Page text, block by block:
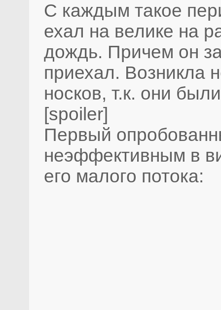
С каждым такое
ехал на велике на
дождь. Причем он
приехал. Возникла
носков, т.к. они
[spoiler]
Первый
неэффективным в
его малого потока: